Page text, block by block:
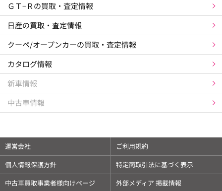
ＧＴ−Ｒの買取・査定情報
日産の買取・査定情報
クーペ/オープンカーの買取・査定情報
カタログ情報
新車情報
中古車情報
運営会社
ご利用規約
個人情報保護方針
特定商取引法に基づく表示
中古車買取事業者様向けページ
外部メディア 掲載情報